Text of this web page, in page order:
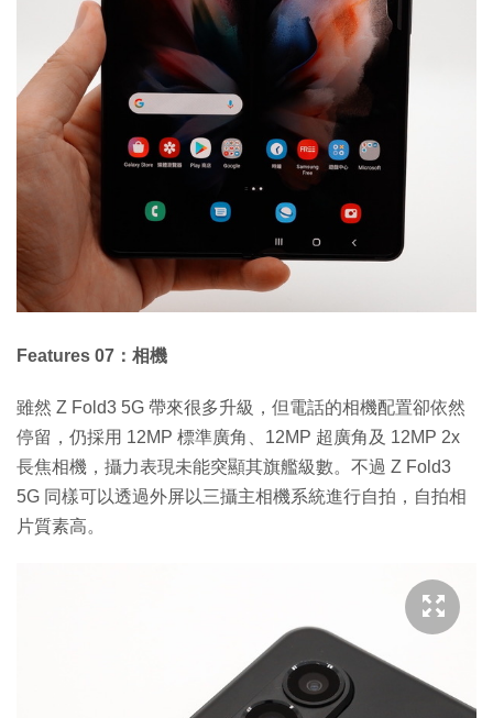
Features 07：相機
雖然 Z Fold3 5G 帶來很多升級，但電話的相機配置卻依然
停留，仍採用 12MP 標準廣角、12MP 超廣角及 12MP 2x
長焦相機，攝力表現未能突顯其旗艦級數。不過 Z Fold3
5G 同樣可以透過外屏以三攝主相機系統進行自拍，自拍相
片質素高。